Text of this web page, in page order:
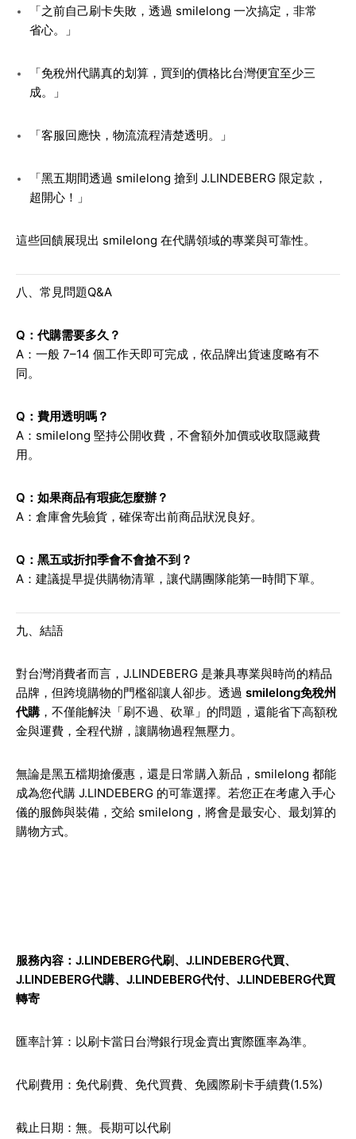
「之前自己刷卡失敗，透過 smilelong 一次搞定，非常
省心。」
「免稅州代購真的划算，買到的價格比台灣便宜至少三
成。」
「客服回應快，物流流程清楚透明。」
「黑五期間透過 smilelong 搶到 J.LINDEBERG 限定款，
超開心！」
這些回饋展現出 smilelong 在代購領域的專業與可靠性。
八、常見問題Q&A
Q：代購需要多久？
A：一般 7–14 個工作天即可完成，依品牌出貨速度略有不
同。
Q：費用透明嗎？
A：smilelong 堅持公開收費，不會額外加價或收取隱藏費
用。
Q：如果商品有瑕疵怎麼辦？
A：倉庫會先驗貨，確保寄出前商品狀況良好。
Q：黑五或折扣季會不會搶不到？
A：建議提早提供購物清單，讓代購團隊能第一時間下單。
九、結語
對台灣消費者而言，J.LINDEBERG 是兼具專業與時尚的精品
品牌，但跨境購物的門檻卻讓人卻步。透過 smilelong免稅州
代購 ，不僅能解決「刷不過、砍單」的問題，還能省下高額稅
金與運費，全程代辦，讓購物過程無壓力。
無論是黑五檔期搶優惠，還是日常購入新品，smilelong 都能
成為您代購 J.LINDEBERG 的可靠選擇。若您正在考慮入手心
儀的服飾與裝備，交給 smilelong，將會是最安心、最划算的
購物方式。
服務內容：J.LINDEBERG代刷、J.LINDEBERG代買、
J.LINDEBERG代購、J.LINDEBERG代付、J.LINDEBERG代買
轉寄
匯率計算：以刷卡當日台灣銀行現金賣出實際匯率為準。
代刷費用：免代刷費、免代買費、免國際刷卡手續費(1.5%)
截止日期：無。長期可以代刷